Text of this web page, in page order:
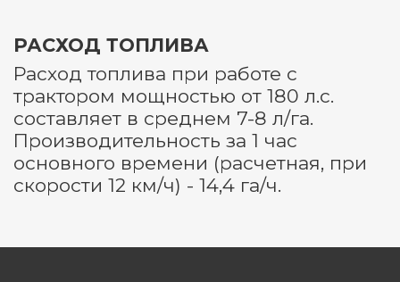
РАСХОД ТОПЛИВА
Расход топлива при работе с
трактором мощностью от 180 л.с.
составляет в среднем 7-8 л/га.
Производительность за 1 час
основного времени (расчетная, при
скорости 12 км/ч) - 14,4 га/ч.